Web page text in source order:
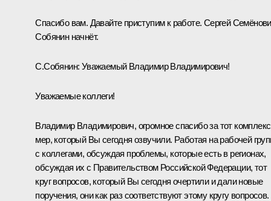
Спасибо вам. Давайте приступим к работе. Сергей
Собянин начнёт.
С.Собянин: Уважаемый Владимир Владимирович!
Уважаемые коллеги!
Владимир Владимирович, огромное спасибо за тот комплекс
мер, который Вы сегодня озвучили. Работая на рабочей
с коллегами, обсуждая проблемы, которые есть в регионах,
обсуждая их с Правительством Российской Федерации, тот
круг вопросов, который Вы сегодня очертили и дали новые
поручения, они как раз соответствуют этому кругу вопросов.